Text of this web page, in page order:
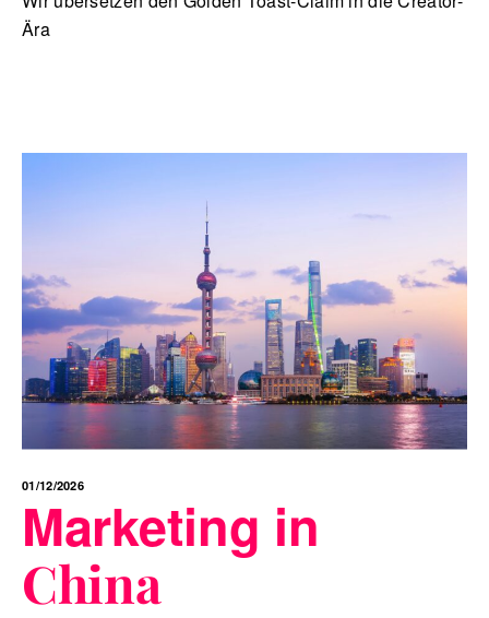
Ära
01/12/2026
Marketing in
China